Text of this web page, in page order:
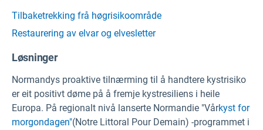
Tilbaketrekking frå høgrisikoområde
Restaurering av elvar og elvesletter
Løsninger
Normandys proaktive tilnærming til å handtere kystrisiko
er eit positivt døme på å fremje kystresiliens i heile
Europa. På regionalt nivå lanserte Normandie "Vårkyst for
morgondagen"(Notre Littoral Pour Demain) -programmet i